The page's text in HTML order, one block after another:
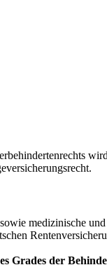
medizinische
Grades der